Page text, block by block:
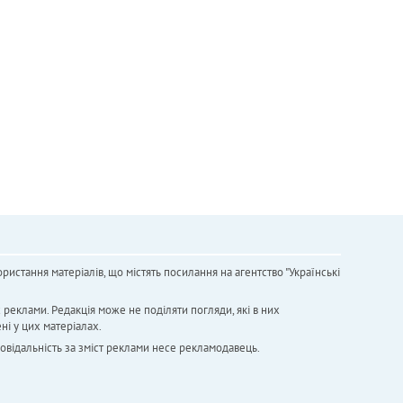
матеріалів, що містять посилання на агентство "Українськi
Редакція може не поділяти погляди, які в них
у цих матеріалах.
за зміст реклами несе рекламодавець.